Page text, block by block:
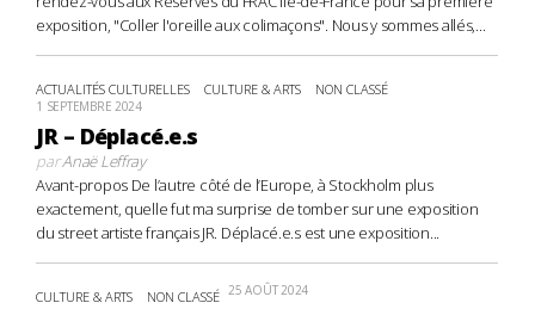
exposition, "Coller l'oreille aux colimaçons". Nous y sommes allés,...
ACTUALITÉS CULTURELLES CULTURE & ARTS NON CLASSÉ
1 SEPTEMBRE 2024
JR – Déplacé.e.s
parAnaë Leffray
Avant-propos De l’autre côté de l’Europe, à Stockholm plus
exactement, quelle fut ma surprise de tomber sur une exposition
du street artiste français JR. Déplacé.e.s est une exposition...
CULTURE & ARTS NON CLASSÉ 25 AOÛT 2024